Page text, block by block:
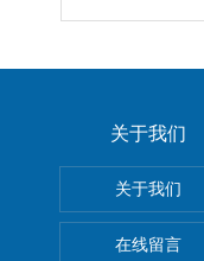
关于我们
关于我们
在线留言